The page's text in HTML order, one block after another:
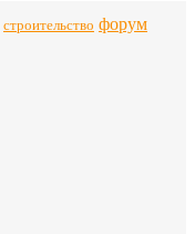
строительство форум